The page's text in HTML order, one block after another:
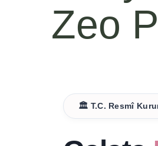
Zeo
🏛️ T.C. Resmî